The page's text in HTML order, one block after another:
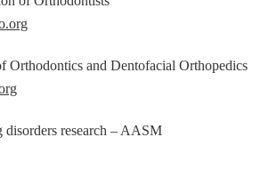
Orthodontics and Dentofacial Orthopedics
disorders research – AASM